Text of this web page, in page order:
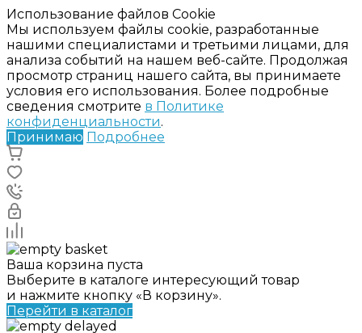
Использование файлов Cookie
Мы используем файлы cookie, разработанные
нашими специалистами и третьими лицами, для
анализа событий на нашем веб-сайте. Продолжая
просмотр страниц нашего сайта, вы принимаете
условия его использования. Более подробные
сведения смотрите в Политике
конфиденциальности.
Принимаю Подробнее
Ваша корзина пуста
Выберите в каталоге интересующий товар
и нажмите кнопку «В корзину».
Перейти в каталог